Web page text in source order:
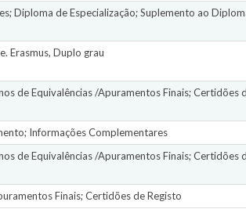
Diploma de Especialização; Suplemento ao
Erasmus, Duplo grau
de Equivalências /Apuramentos Finais; Certidões
Informações Complementares
de Equivalências /Apuramentos Finais; Certidões
Finais; Certidões de Registo